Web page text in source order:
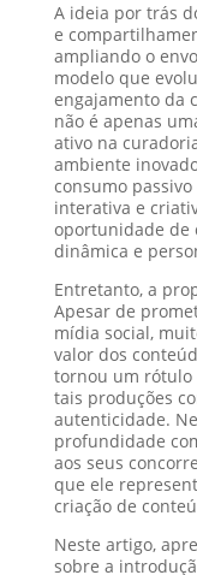
A ideia por trás
e
ampliando o
modelo que
engajamento da
não é apenas
ativo na
ambiente
consumo
interativa e
oportunidade de
dinâmica e
Entretanto, a
Apesar de
mídia social,
valor dos
tornou um rótulo
tais produções
autenticidade.
profundidade
aos seus
que ele
criação de
Neste artigo,
sobre a